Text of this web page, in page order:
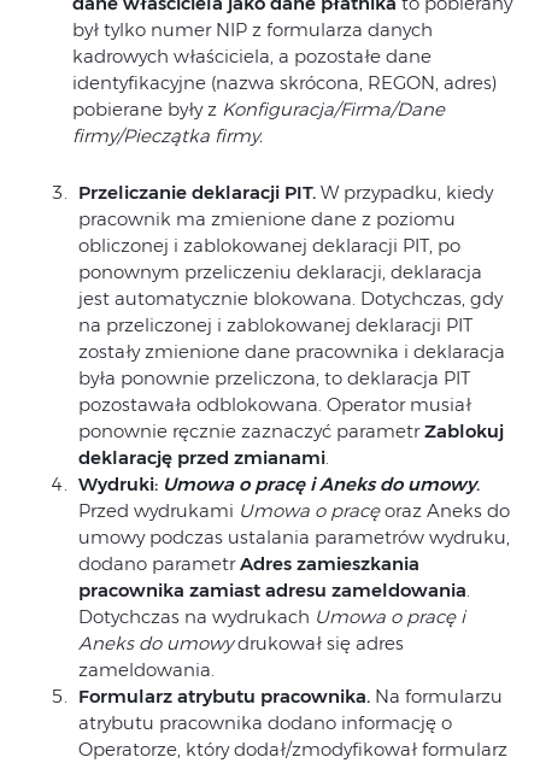
był tylko numer NIP z formularza danych
kadrowych właściciela, a pozostałe dane
identyfikacyjne (nazwa skrócona, REGON, adres)
pobierane były z Konfiguracja/Firma/Dane
firmy/Pieczątka firmy.
Przeliczanie deklaracji PIT. W przypadku, kiedy
pracownik ma zmienione dane z poziomu
obliczonej i zablokowanej deklaracji PIT, po
ponownym przeliczeniu deklaracji, deklaracja
jest automatycznie blokowana. Dotychczas, gdy
na przeliczonej i zablokowanej deklaracji PIT
zostały zmienione dane pracownika i deklaracja
była ponownie przeliczona, to deklaracja PIT
pozostawała odblokowana. Operator musiał
ponownie ręcznie zaznaczyć parametrZablokuj
deklarację przed zmianami.
Wydruki: Umowa o pracę i Aneks do umowy.
Przed wydrukami Umowa o pracęoraz Aneks do
umowy podczas ustalania parametrów wydruku,
dodano parametrAdres zamieszkania
pracownika zamiast adresu zameldowania.
Dotychczas na wydrukach Umowa o pracę i
Aneks do umowydrukował się adres
zameldowania.
Formularz atrybutu pracownika. Na formularzu
atrybutu pracownika dodano informację o
Operatorze, który dodał/zmodyfikował formularz